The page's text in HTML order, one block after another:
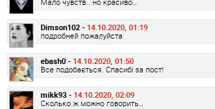
Dimson102 - 14.10.2020, 01:19
подробней пожалуйста
ebash0 - 14.10.2020, 01:50
Все подобається. Спасибі за пост!
mikk93 - 14.10.2020, 02:09
Сколько ж можно говорить…